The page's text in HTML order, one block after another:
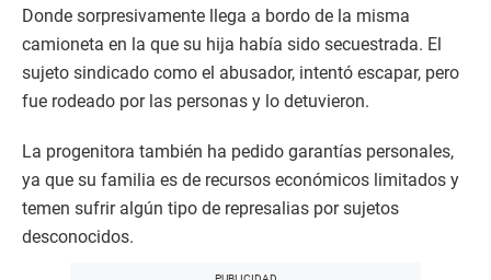
Donde sorpresivamente llega a bordo de la misma
camioneta en la que su hija había sido secuestrada. El
sujeto sindicado como el abusador, intentó escapar, pero
fue rodeado por las personas y lo detuvieron.
La progenitora también ha pedido garantías personales,
ya que su familia es de recursos económicos limitados y
temen sufrir algún tipo de represalias por sujetos
desconocidos.